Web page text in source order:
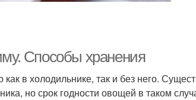
Способы хранения
в холодильнике, так и без него.
но срок годности овощей в таком